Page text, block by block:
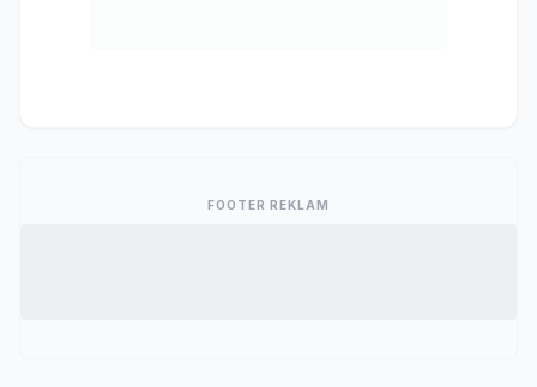
FOOTER REKLAM